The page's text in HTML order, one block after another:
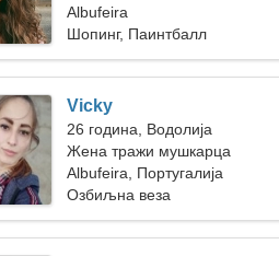
Albufeira
Шопинг, Паинтбалл
Vicky
26 година, Водолија
Жена тражи мушкарца
Albufeira, Португалија
Озбиљна веза